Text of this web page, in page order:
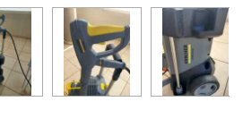
possède déjà son propre filtre
du manuel italien n'est pas
de se référer à la version
livraison et emballage), aucun
d'investir un peu plus dans une
La K5 était une piètre